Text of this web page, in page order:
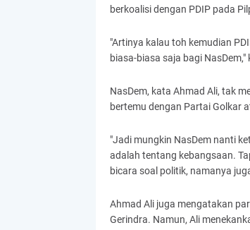
berkoalisi dengan PDIP pada
"Artinya kalau toh kemudian
biasa-biasa saja bagi
NasDem, kata Ahmad Ali, tak
bertemu dengan Partai Golkar
"Jadi mungkin NasDem nanti
adalah tentang kebangsaan.
bicara soal politik, namanya
Ahmad Ali juga mengatakan
Gerindra. Namun, Ali